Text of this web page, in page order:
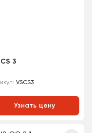
3
VSCS3
Узнать цену